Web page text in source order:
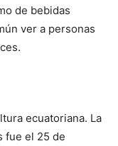
de bebidas
ver a personas
ecuatoriana. La
fue el 25 de